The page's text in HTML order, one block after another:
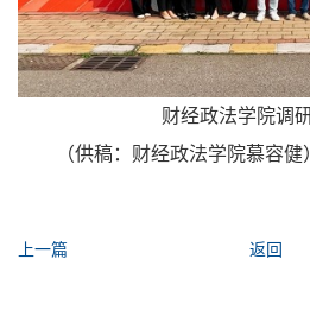
财经政法学院调
（供稿：财经政法学院慕容健
上一篇 返回